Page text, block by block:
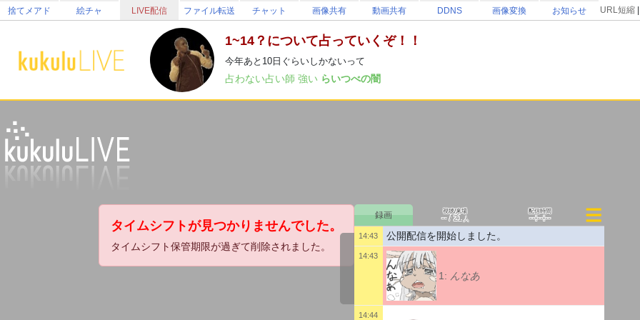
捨てメアド 絵チャ LIVE配信 ファイル転送 チャット 画像共有 動画共有 DDNS 画像変換 お知らせ URL短縮
1~14？について占っていくぞ！！
今年あと10日ぐらいしかないって
占わない占い師 強い らいつべの闇
タイムシフトが見つかりませんでした。
タイムシフト保管期限が過ぎて削除されました。
視聴/来場
--/21人
配信時間
--:--:--
14:43 公開配信を開始しました。
14:43
1: んなあ
14:44